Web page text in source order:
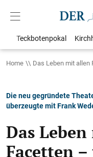
Teckbotenpokal
Home Das Leben mit
Die neu gegründete
überzeugte mit Frank
Das
Facetten